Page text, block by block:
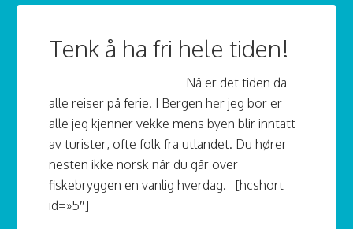
Tenk å ha fri hele tiden!
Nå er det tiden da
alle reiser på ferie. I Bergen her jeg bor er
alle jeg kjenner vekke mens byen blir inntatt
av turister, ofte folk fra utlandet. Du hører
nesten ikke norsk når du går over
fiskebryggen en vanlig hverdag. [hcshort
id=»5″]